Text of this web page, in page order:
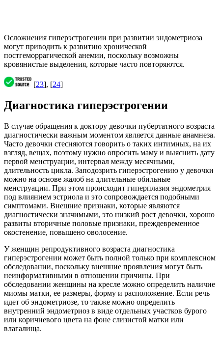
Осложнения гиперэстрогении при развитии эндометриоза
могут приводить к развитию хронической
постгеморрагической анемии, поскольку возможны
кровянистые выделения, которые часто повторяются.
[23], [24]
Диагностика гиперэстрогении
В случае обращения к доктору девочки пубертатного возраста
диагностически важным моментом является данные анамнеза.
Часто девочки стесняются говорить о таких интимных, на их
взгляд, вещах, поэтому нужно опросить маму и выяснить дату
первой менструации, интервал между месячными,
длительность цикла. Заподозрить гиперэстрогению у девочки
можно на основе жалоб на длительные обильные
менструации. При этом происходит гиперплазия эндометрия
под влиянием эстриола и это сопровождается подобными
симптомами. Внешние признаки, которые являются
диагностически значимыми, это низкий рост девочки, хорошо
развиты вторичные половые признаки, преждевременное
окостенение, повышено оволосение.
У женщин репродуктивного возраста диагностика
гиперэстрогении может быть полной только при комплексном
обследовании, поскольку внешние проявления могут быть
неинформативными в отношении причины. При
обследовании женщины на кресле можно определить наличие
миомы матки, ее размеры, форму и расположение. Если речь
идет об эндометриозе, то также можно определить
внутренний эндометриоз в виде отдельных участков бурого
или коричневого цвета на фоне слизистой матки или
влагалища.